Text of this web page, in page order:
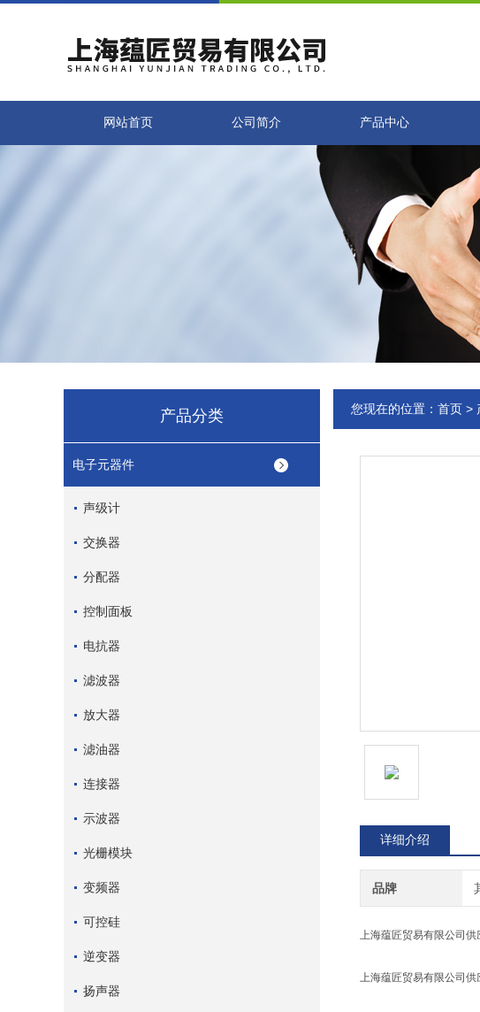
网站首页 公司简介 产品中心
产品分类
电子元器件
声级计
交换器
分配器
控制面板
电抗器
滤波器
放大器
滤油器
连接器
示波器
光栅模块
变频器
可控硅
逆变器
扬声器
您现在的位置： 首页 >
详细介绍
品牌
上海蕴匠贸易有限公司供
上海蕴匠贸易有限公司供